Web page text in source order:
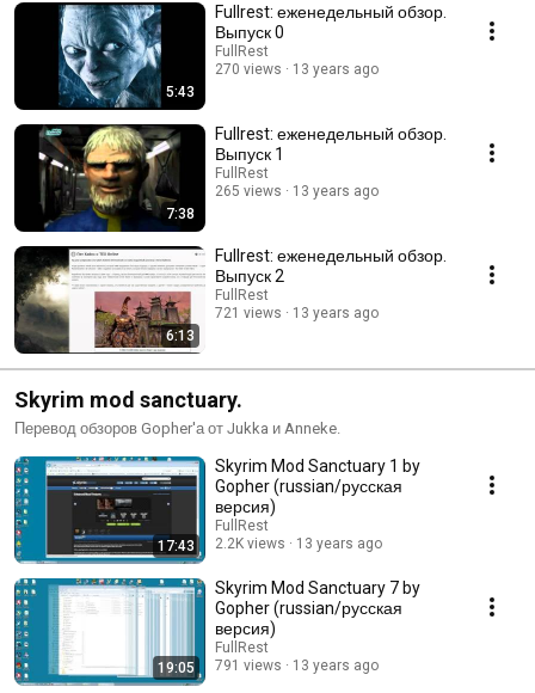
5:43
Fullrest: еженедельный обзор.
Выпуск 0
FullRest
270 views
13 years ago
7:38
Fullrest: еженедельный обзор.
Выпуск 1
FullRest
265 views
13 years ago
6:13
Fullrest: еженедельный обзор.
Выпуск 2
FullRest
721 views
13 years ago
Skyrim mod sanctuary.
Перевод обзоров Gopher'а от Jukka и Anneke.
17:43
Skyrim Mod Sanctuary 1 by
Gopher (russian/русская
версия)
FullRest
2.2K views
13 years ago
19:05
Skyrim Mod Sanctuary 7 by
Gopher (russian/русская
версия)
FullRest
791 views
13 years ago